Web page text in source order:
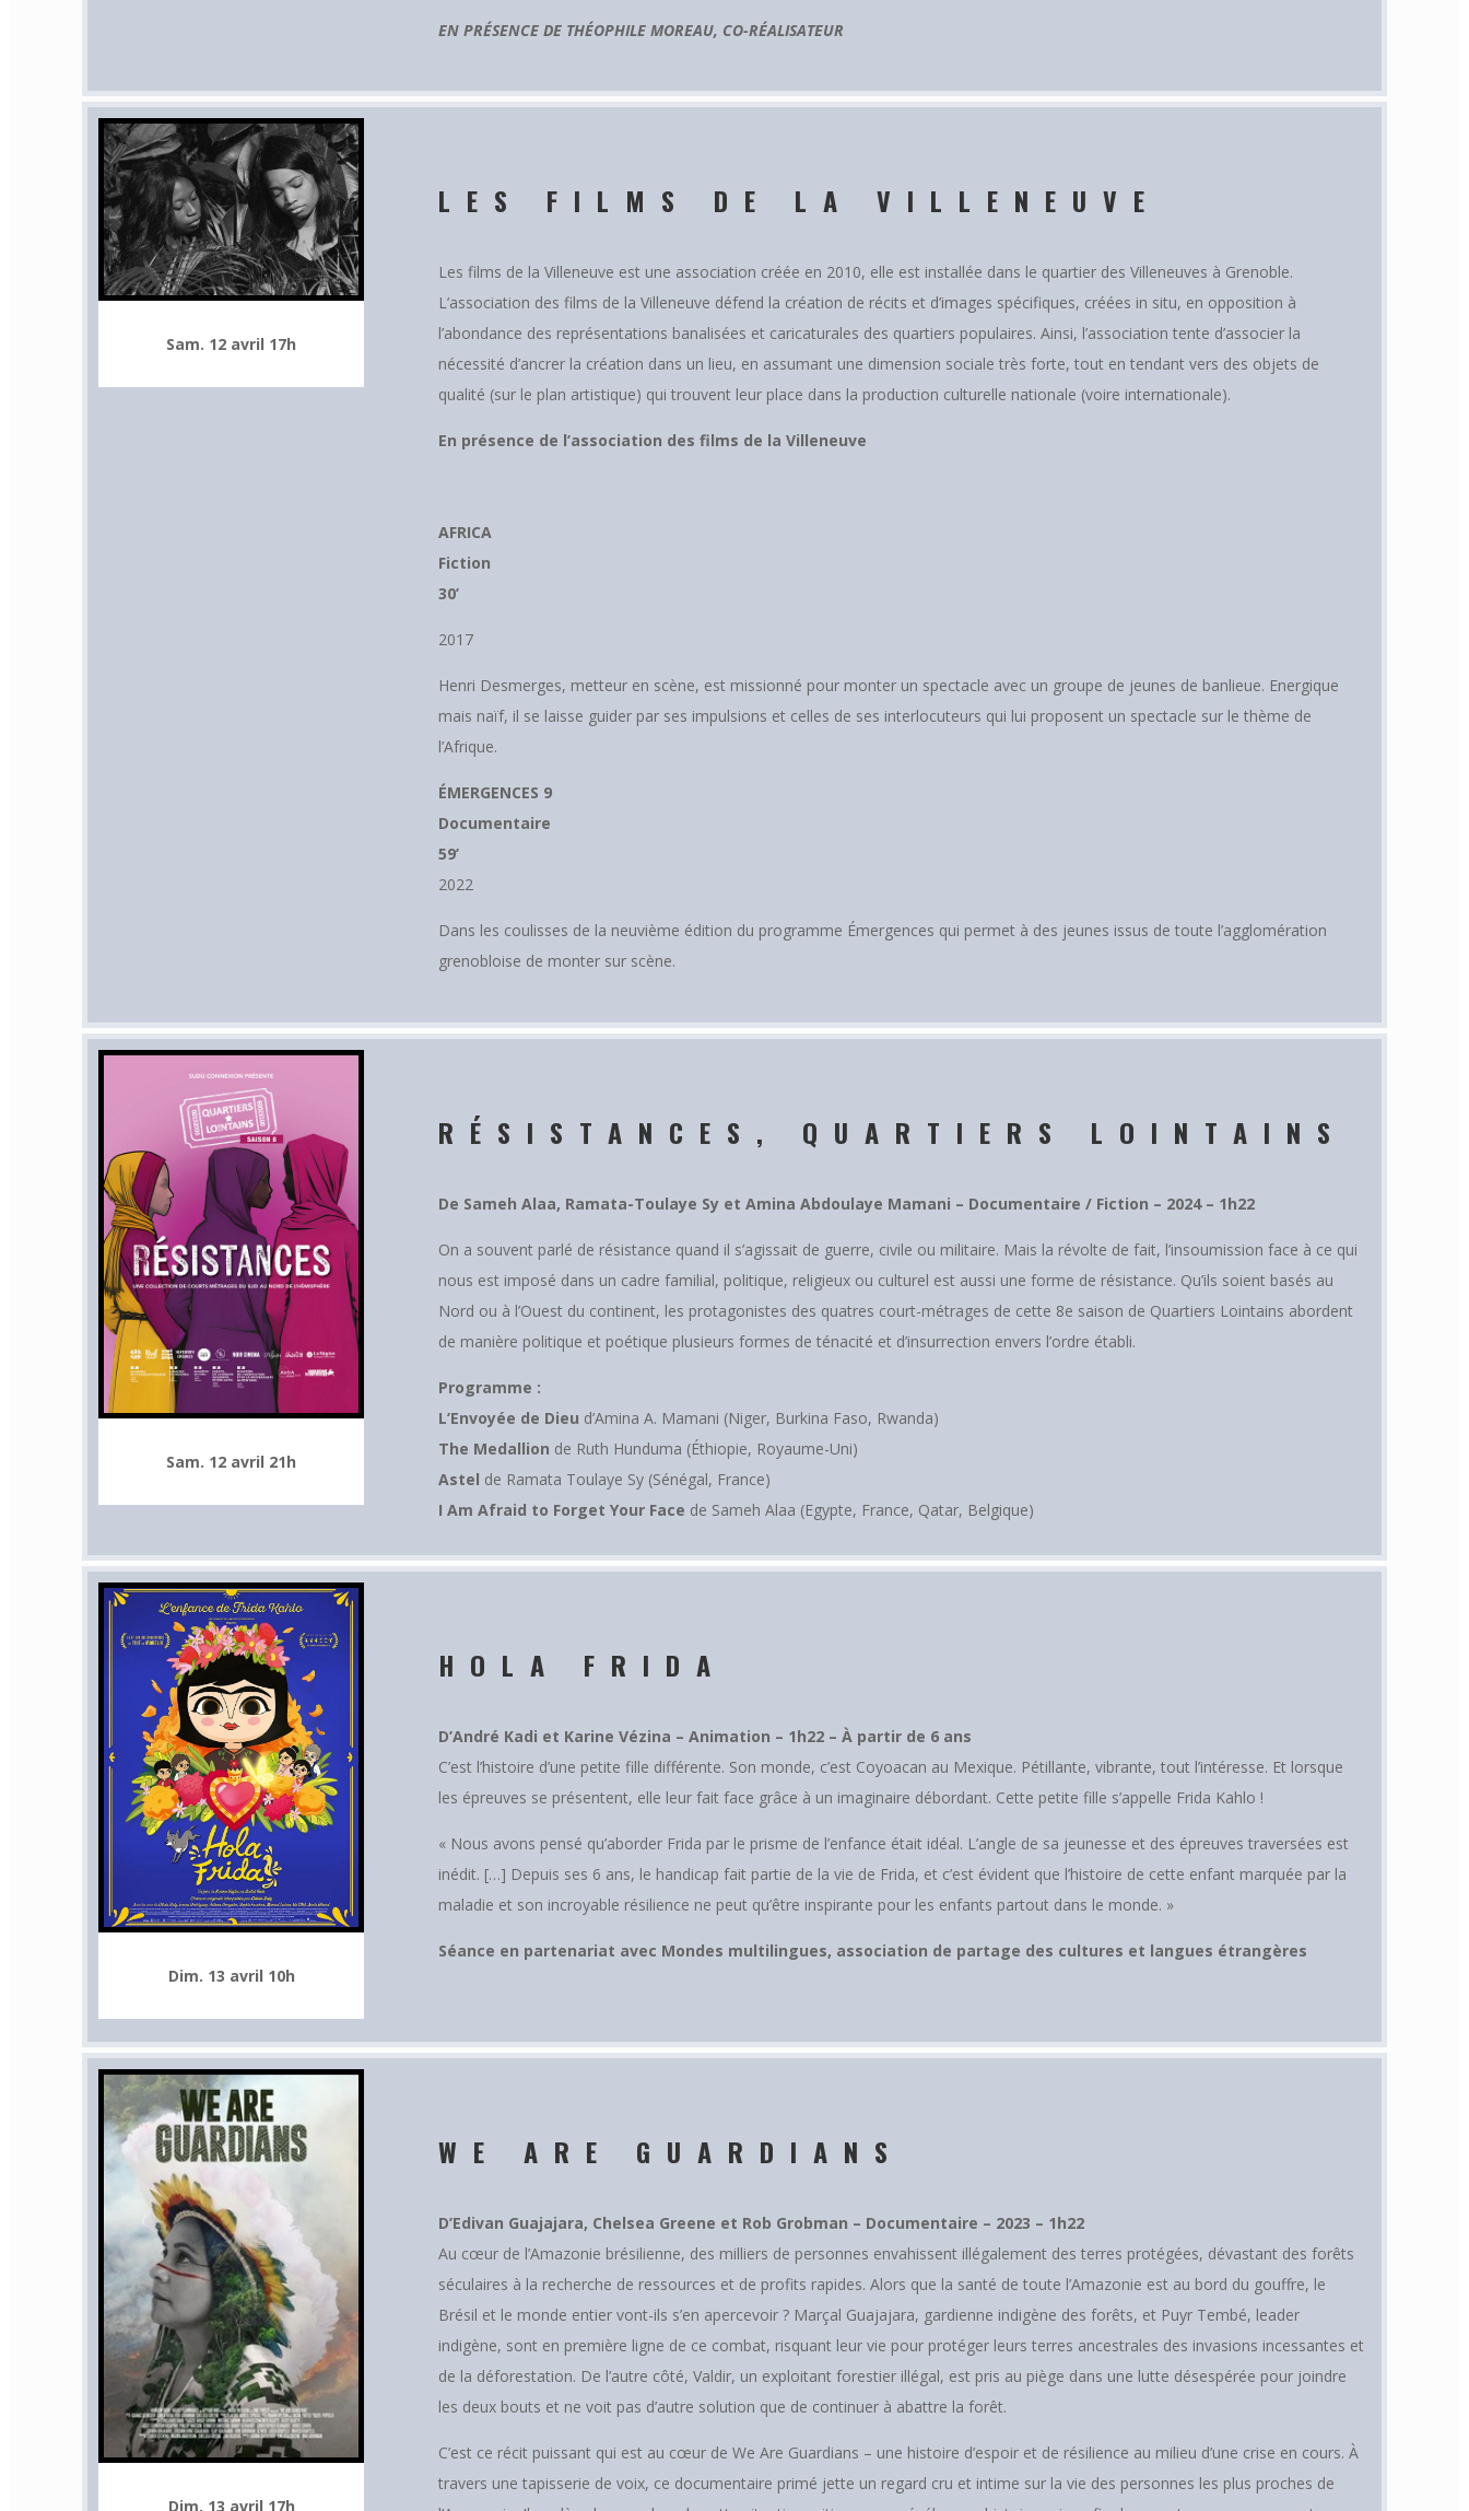
EN PRÉSENCE DE THÉOPHILE MOREAU, CO-RÉALISATEUR
Sam. 12 avril 17h
LES FILMS DE LA VILLENEUVE
Les films de la Villeneuve est une association créée en 2010, elle est installée dans le quartier des Villeneuves à Grenoble.
L’association des films de la Villeneuve défend la création de récits et d’images spécifiques, créées in situ, en opposition à
l’abondance des représentations banalisées et caricaturales des quartiers populaires. Ainsi, l’association tente d’associer la
nécessité d’ancrer la création dans un lieu, en assumant une dimension sociale très forte, tout en tendant vers des objets de
qualité (sur le plan artistique) qui trouvent leur place dans la production culturelle nationale (voire internationale).
En présence de l’association des films de la Villeneuve
AFRICA
Fiction
30’
2017
Henri Desmerges, metteur en scène, est missionné pour monter un spectacle avec un groupe de jeunes de banlieue. Energique
mais naïf, il se laisse guider par ses impulsions et celles de ses interlocuteurs qui lui proposent un spectacle sur le thème de
l’Afrique.
ÉMERGENCES 9
Documentaire
59’
2022
Dans les coulisses de la neuvième édition du programme Émergences qui permet à des jeunes issus de toute l’agglomération
grenobloise de monter sur scène.
Sam. 12 avril 21h
RÉSISTANCES, QUARTIERS LOINTAINS
De Sameh Alaa, Ramata-Toulaye Sy et Amina Abdoulaye Mamani – Documentaire / Fiction – 2024 – 1h22
On a souvent parlé de résistance quand il s’agissait de guerre, civile ou militaire. Mais la révolte de fait, l’insoumission face à ce qui
nous est imposé dans un cadre familial, politique, religieux ou culturel est aussi une forme de résistance. Qu’ils soient basés au
Nord ou à l’Ouest du continent, les protagonistes des quatres court-métrages de cette 8e saison de Quartiers Lointains abordent
de manière politique et poétique plusieurs formes de ténacité et d’insurrection envers l’ordre établi.
Programme :
L’Envoyée de Dieu d’Amina A. Mamani (Niger, Burkina Faso, Rwanda)
The Medallion de Ruth Hunduma (Éthiopie, Royaume-Uni)
Astel de Ramata Toulaye Sy (Sénégal, France)
I Am Afraid to Forget Your Face de Sameh Alaa (Egypte, France, Qatar, Belgique)
Dim. 13 avril 10h
HOLA FRIDA
D’André Kadi et Karine Vézina – Animation – 1h22 – À partir de 6 ans
C’est l’histoire d’une petite fille différente. Son monde, c’est Coyoacan au Mexique. Pétillante, vibrante, tout l’intéresse. Et lorsque
les épreuves se présentent, elle leur fait face grâce à un imaginaire débordant. Cette petite fille s’appelle Frida Kahlo !
« Nous avons pensé qu’aborder Frida par le prisme de l’enfance était idéal. L’angle de sa jeunesse et des épreuves traversées est
inédit. […] Depuis ses 6 ans, le handicap fait partie de la vie de Frida, et c’est évident que l’histoire de cette enfant marquée par la
maladie et son incroyable résilience ne peut qu’être inspirante pour les enfants partout dans le monde. »
Séance en partenariat avec Mondes multilingues, association de partage des cultures et langues étrangères
Dim. 13 avril 17h
WE ARE GUARDIANS
D’Edivan Guajajara, Chelsea Greene et Rob Grobman – Documentaire – 2023 – 1h22
Au cœur de l’Amazonie brésilienne, des milliers de personnes envahissent illégalement des terres protégées, dévastant des forêts
séculaires à la recherche de ressources et de profits rapides. Alors que la santé de toute l’Amazonie est au bord du gouffre, le
Brésil et le monde entier vont-ils s’en apercevoir ? Marçal Guajajara, gardienne indigène des forêts, et Puyr Tembé, leader
indigène, sont en première ligne de ce combat, risquant leur vie pour protéger leurs terres ancestrales des invasions incessantes et
de la déforestation. De l’autre côté, Valdir, un exploitant forestier illégal, est pris au piège dans une lutte désespérée pour joindre
les deux bouts et ne voit pas d’autre solution que de continuer à abattre la forêt.
C’est ce récit puissant qui est au cœur de We Are Guardians – une histoire d’espoir et de résilience au milieu d’une crise en cours. À
travers une tapisserie de voix, ce documentaire primé jette un regard cru et intime sur la vie des personnes les plus proches de